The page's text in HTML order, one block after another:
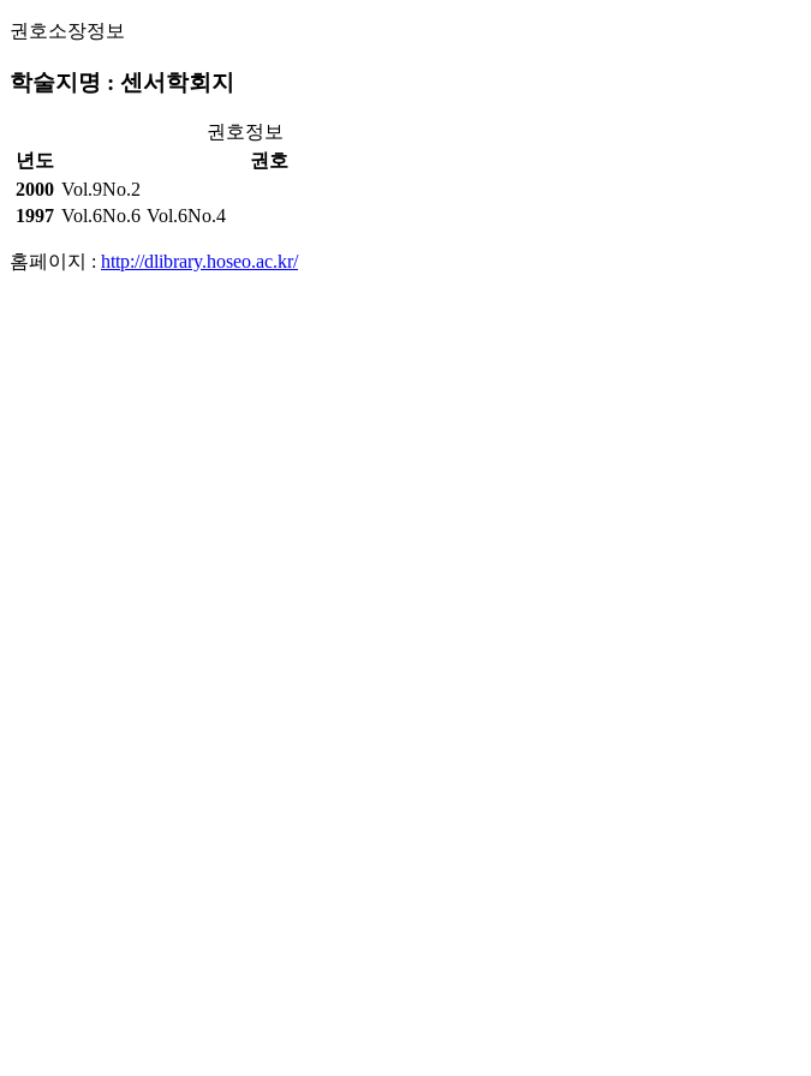
권호소장정보
학술지명 : 센서학회지
권호정보
년도
권호
2000 Vol.9No.2
1997 Vol.6No.6 Vol.6No.4
홈페이지 : http://dlibrary.hoseo.ac.kr/